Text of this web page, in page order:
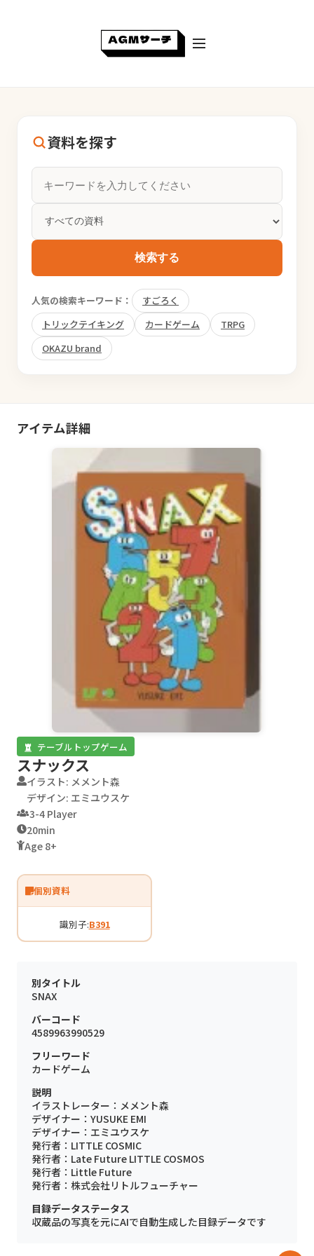
資料を探す
検索する
人気の検索キーワード：
すごろく
トリックテイキング
カードゲーム
TRPG
OKAZU brand
アイテム詳細
テーブルトップゲーム
スナックス
イラスト: メメント森
デザイン: エミユウスケ
3-4 Player
20min
Age 8+
個別資料
識別子:B391
別タイトル
SNAX
バーコード
4589963990529
フリーワード
カードゲーム
説明
イラストレーター：メメント森
デザイナー：YUSUKE EMI
デザイナー：エミユウスケ
発行者：LITTLE COSMIC
発行者：Late Future LITTLE COSMOS
発行者：Little Future
発行者：株式会社リトルフューチャー
目録データステータス
収蔵品の写真を元にAIで自動生成した目録データです